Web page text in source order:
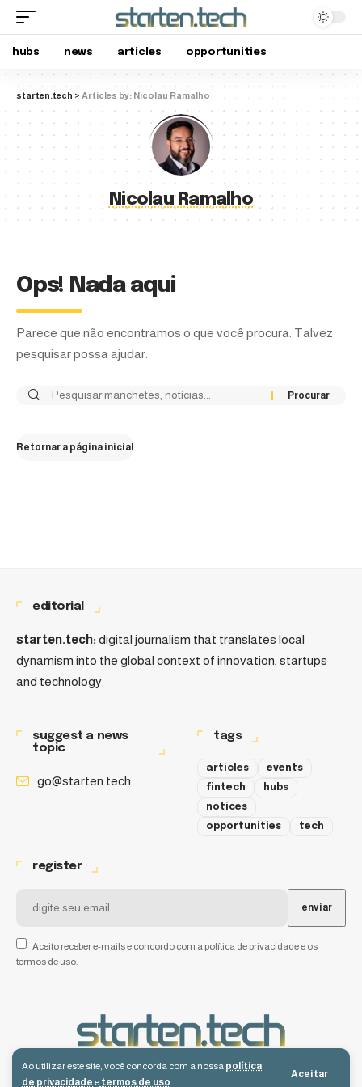
Ao utilizar este site, você concorda com a nossa política
de privacidade e termos de uso.
Aceitar
hubs news articles opportunities
starten.tech > Articles by: Nicolau Ramalho
Nicolau Ramalho
Ops! Nada aqui
Parece que não encontramos o que você procura. Talvez
pesquisar possa ajudar.
Retornar a página inicial
editorial
starten.tech: digital journalism that translates local
dynamism into the global context of innovation, startups
and technology.
suggest a news
topic
go@starten.tech
tags
articles
events
fintech
hubs
notices
opportunities
tech
register
Aceito receber e-mails e concordo com a política de privacidade e os
termos de uso.